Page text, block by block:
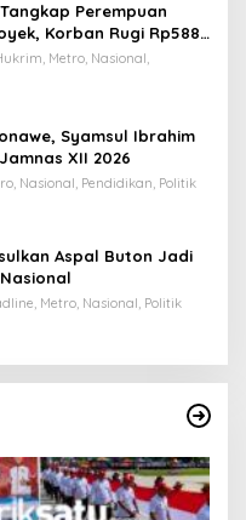
Perempuan
Korban Rugi Rp588,1
Metro, Nasional,
Syamsul Ibrahim
XII 2026
Nasional, Pendidikan, Politik
Aspal Buton Jadi
Metro, Nasional, Politik